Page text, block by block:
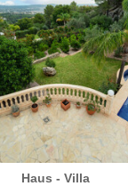
Haus - Villa